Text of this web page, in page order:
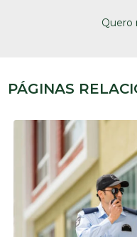
Quero
PÁGINAS